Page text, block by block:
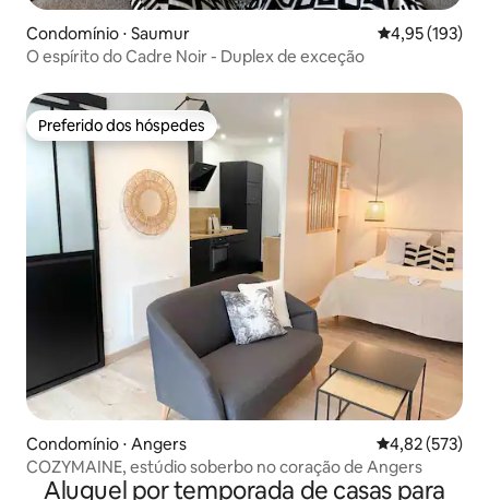
Condomínio ⋅ Saumur 4,95 de uma
4,95 (193)
O espírito do Cadre Noir - Duplex de exceção
Preferido dos hóspedes
Preferido dos hóspedes
Condomínio ⋅ Angers 4,82 de uma
4,82 (573)
COZYMAINE, estúdio soberbo no coração de Angers
Aluguel por temporada de casas para